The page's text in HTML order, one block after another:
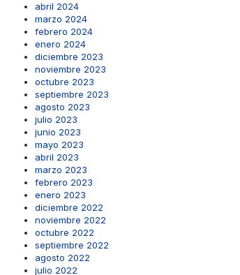
abril 2024
marzo 2024
febrero 2024
enero 2024
diciembre 2023
noviembre 2023
octubre 2023
septiembre 2023
agosto 2023
julio 2023
junio 2023
mayo 2023
abril 2023
marzo 2023
febrero 2023
enero 2023
diciembre 2022
noviembre 2022
octubre 2022
septiembre 2022
agosto 2022
julio 2022